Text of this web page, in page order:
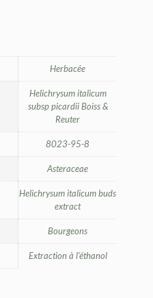
Herbacée
Helichrysum italicum
subsp picardii Boiss &
Reuter
8023-95-8
Asteraceae
Helichrysum italicum buds
extract
Bourgeons
Extraction à l'éthanol